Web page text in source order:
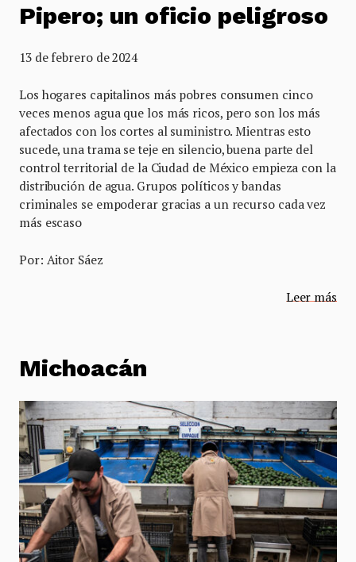
Pipero; un oficio peligroso
13 de febrero de 2024
Los hogares capitalinos más pobres consumen cinco
veces menos agua que los más ricos, pero son los más
afectados con los cortes al suministro. Mientras esto
sucede, una trama se teje en silencio, buena parte del
control territorial de la Ciudad de México empieza con la
distribución de agua. Grupos políticos y bandas
criminales se empoderar gracias a un recurso cada vez
más escaso
Por: Aitor Sáez
Leer más
Michoacán